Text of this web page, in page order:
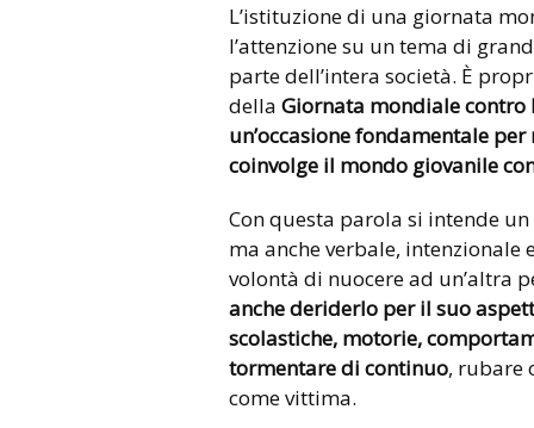
L’istituzione di una giornata
l’attenzione su un tema di
parte dell’intera società. È
della Giornata mondiale
un’occasione fondamentale
coinvolge il mondo giovanile
Con questa parola si intende
ma anche verbale,
volontà di nuocere ad un’altra
anche deriderlo per il suo
scolastiche, motorie,
tormentare di continuo, rubare
come vittima.